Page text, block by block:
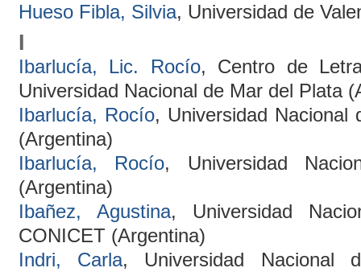
Hueso Fibla, Silvia, Universidad de
I
Ibarlucía, Lic. Rocío, Centro de
Universidad Nacional de Mar del Plata
Ibarlucía, Rocío, Universidad Nacional
(Argentina)
Ibarlucía, Rocío, Universidad
(Argentina)
Ibañez, Agustina, Universidad
CONICET (Argentina)
Indri, Carla, Universidad Nacional